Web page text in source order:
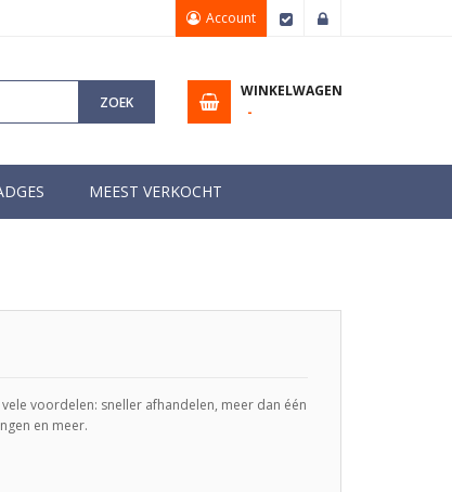
Account Afrekenen
ZOEK
WINKELWAGEN
MEEST VERKOCHT
voordelen: sneller afhandelen, meer dan één
en meer.